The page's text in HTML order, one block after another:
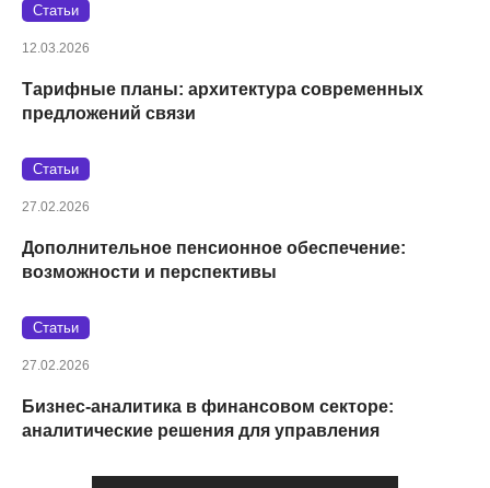
Статьи
12.03.2026
Тарифные планы: архитектура современных
предложений связи
Статьи
27.02.2026
Дополнительное пенсионное обеспечение:
возможности и перспективы
Статьи
27.02.2026
Бизнес-аналитика в финансовом секторе:
аналитические решения для управления